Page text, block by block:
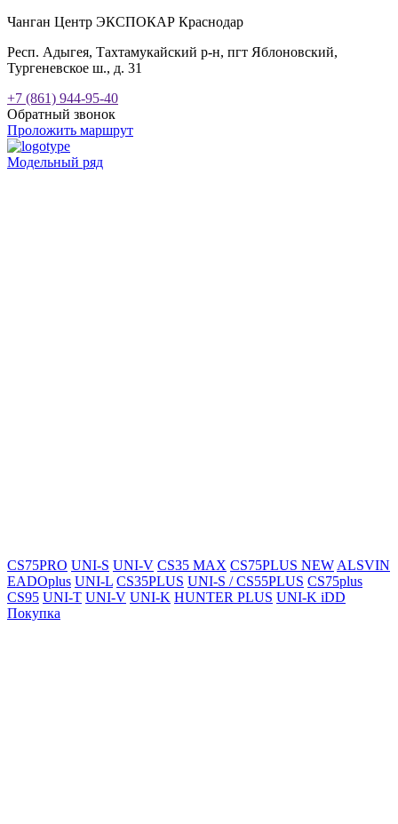
Чанган Центр ЭКСПОКАР Краснодар
Респ. Адыгея, Тахтамукайский р-н, пгт Яблоновский,
Тургеневское ш., д. 31
+7 (861) 944-95-40
Обратный звонок
Проложить маршрут
Модельный ряд
CS75PRO UNI-S UNI-V CS35 MAX CS75PLUS NEW ALSVIN
EADOplus UNI-L CS35PLUS UNI-S / CS55PLUS CS75plus
CS95 UNI-T UNI-V UNI-K HUNTER PLUS UNI-K iDD
Покупка